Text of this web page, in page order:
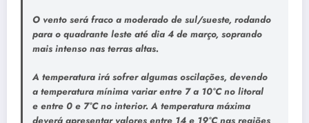
O vento será fraco a moderado de sul/sueste, rodando
para o quadrante leste até dia 4 de março, soprando
mais intenso nas terras altas.
A temperatura irá sofrer algumas oscilações, devendo
a temperatura mínima variar entre 7 a 10°C no litoral
e entre 0 e 7°C no interior. A temperatura máxima
deverá apresentar valores entre 14 e 19°C nas regiões